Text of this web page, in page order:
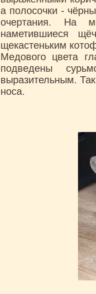
а полосочки -
очертания. На
наметившиеся
щекастеньким
Медового цвета
подведены
выразительным.
носа.